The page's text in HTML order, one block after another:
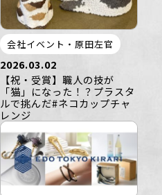
会社イベント・原田左官
2026.03.02
【祝・受賞】職人の技が
「猫」になった！？プラスタ
ルで挑んだ#ネコカップチャ
レンジ